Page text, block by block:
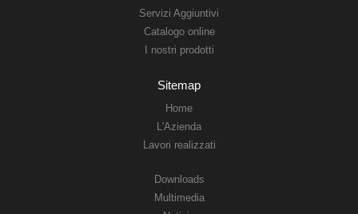
Servizi Aggiuntivi
Catalogo online
I nostri prodotti
Sitemap
Home
L'Azienda
Lavori realizzati
Downloads
Multimedia